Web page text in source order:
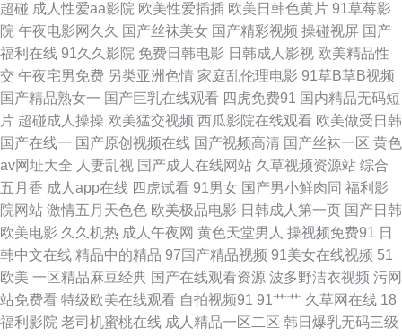
原总站 后入丝袜大屁股 欧美精品另类 日韩一级片VV 亚洲色涩五月天 91制
服黑丝av 国产韩日精品黄色 美女电影 日韩肏屄肏屄 午夜福利128 肏肏肏肏
国产精品色网 欧美A黄 无码先锋影音 91TV在线 av抖阴91 福利社五月天 久
久草香蕉 日本加勒比av 性欧美激情AA 91网站男男 豆花自拍社区 久草熟女
人人妻超碰 香蕉视频黄 91黄在线看 成人午夜A片 久久精品观看 欧美四级片
天天干视频有哪些 91孕妇被操大片 成人网站天堂网 黄色三级免费网址 欧日
美一本 伊人成年网 wwwav麻豆网 国产在线视屏91 欧美玖玖爱111 四虎人妻
超碰 成人性爱aa影院 欧美性爱插插 欧美日韩色黄片 91草莓影
院 午夜电影网久久 国产丝袜美女 国产精彩视频 操碰视屏 国产
福利在线 91久久影院 免费日韩电影 日韩成人影视 欧美精品性
交 午夜宅男免费 另类亚洲色情 家庭乱伦理电影 91草B草B视频
国产精品熟女一 国产巨乳在线观看 四虎免费91 国内精品无码短
片 超碰成人操操 欧美猛交视频 西瓜影院在线观看 欧美做受日韩
国产在线一 国产原创视频在线 国产视频高清 国产丝袜一区 黄色
av网址大全 人妻乱视 国产成人在线网站 久草视频资源站 综合
五月香 成人app在线 四虎试看 91男女 国产男小鲜肉同 福利影
院网站 激情五月天色色 欧美极品电影 日韩成人第一页 国产日韩
欧美电影 久久机热 成人午夜网 黄色天堂男人 操视频免费91 日
韩中文在线 精品中的精品 97国产精品视频 91美女在线视频 51
欧美 一区精品麻豆经典 国产在线观看资源 波多野洁衣视频 污网
站免费看 特级欧美在线观看 自拍视频91 91艹艹 久草网在线 18
福利影院 老司机蜜桃在线 成人精品一区二区 韩日爆乳无码三级